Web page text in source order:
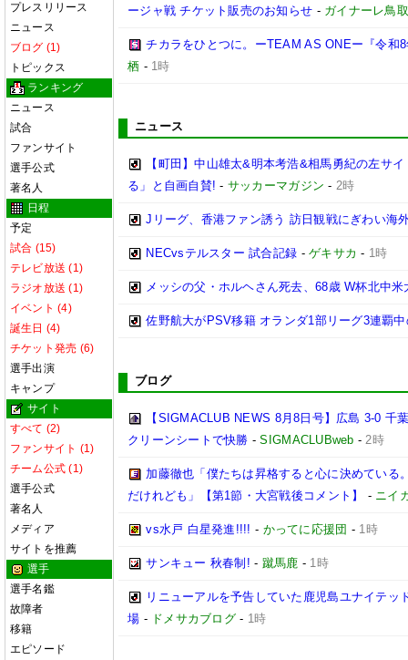
プレスリリース
ニュース
ブログ (1)
トピックス
ランキング
ニュース
試合
ファンサイト
選手公式
著名人
日程
予定
試合 (15)
テレビ放送 (1)
ラジオ放送 (1)
イベント (4)
誕生日 (4)
チケット発売 (6)
選手出演
キャンプ
サイト
すべて (2)
ファンサイト (1)
チーム公式 (1)
選手公式
著名人
メディア
サイトを推薦
選手
選手名鑑
故障者
移籍
エピソード
ージャ戦 チケット販売のお知らせ - ガイナーレ鳥取
チカラをひとつに。ーTEAM AS ONEー『令和
栖 - 1時
ニュース
【町田】中山雄太&明本考浩&相馬勇紀の左サ
る」と自画自賛! - サッカーマガジン - 2時
Jリーグ、香港ファン誘う 訪日観戦にぎわい海
NECvsテルスター 試合記録 -ゲキサカ - 1時
メッシの父・ホルヘさん死去、68歳 W杯北中
佐野航大がPSV移籍 オランダ1部リーグ3連覇
ブログ
【SIGMACLUB NEWS 8月8日号】広島 3-0
クリーンシートで快勝 -SIGMACLUBweb -2時
加藤徹也「僕たちは昇格すると心に決めてい
だけれども」【第1節・大宮戦後コメント】
- ニイ
vs水戸 白星発進!!!! - かってに応援団 - 1時
サンキュー 秋春制! - 蹴馬鹿 - 1時
リニューアルを予告していた鹿児島ユナイテッ
場 - ドメサカブログ- 1時